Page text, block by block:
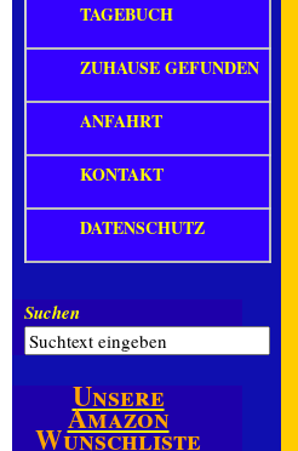
TAGEBUCH
ZUHAUSE GEFUNDEN
ANFAHRT
KONTAKT
DATENSCHUTZ
Suchen
Unsere
Amazon
Wunschliste